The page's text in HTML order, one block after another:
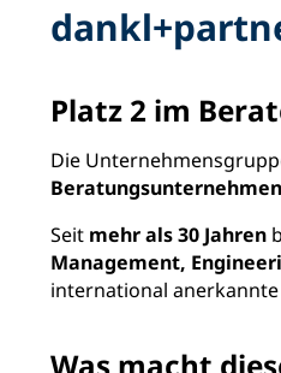
Platz 2 im
Die
Seit mehr als 30 Jahren
Management,
international